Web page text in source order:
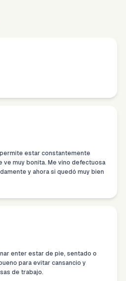
estar constantemente
ve muy bonita. Me vino defectuosa
y ahora si quedó muy bien
enter estar de pie, sentado o
para evitar cansancio y
de trabajo.